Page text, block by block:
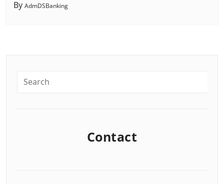
By AdmDSBanking
Contact